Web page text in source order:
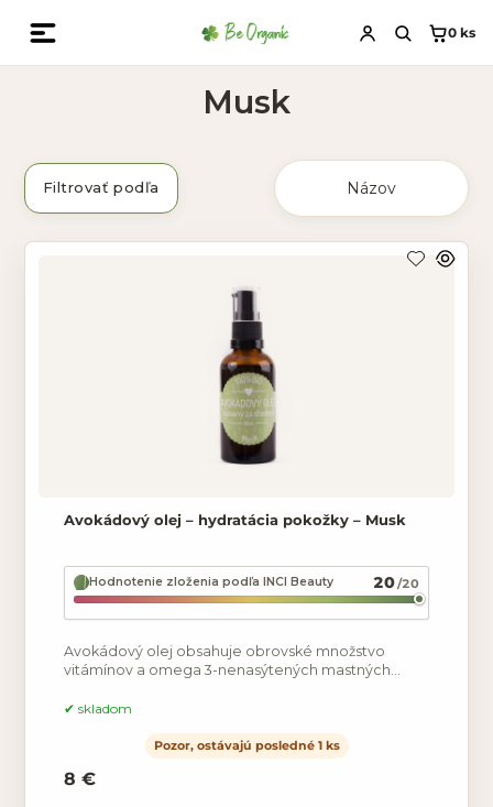
0 ks
Musk
Filtrovať podľa
Avokádový olej – hydratácia pokožky – Musk
Hodnotenie zloženia podľa INCI Beauty 20/20
Avokádový olej obsahuje obrovské množstvo
vitámínov a omega 3-nenasýtených mastných
vyhladzuje pleť.
skladom
Pozor, ostávajú posledné 1 ks
8 €